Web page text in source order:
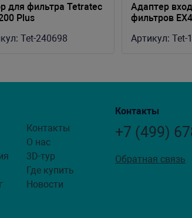
для фильтра Tetratec
Plus
Tet-240698
Адаптер
фильтров
Артикул: Tet-
Контакты
О нас
3D-тур
Где купить
Новости
Контакты
+7 (499)
Обратная связь